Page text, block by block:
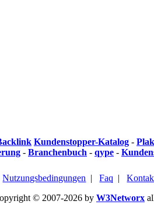
Kundenstopper-Katalog -
- Branchenbuch - qype -
Nutzungsbedingungen |Faq |
© 2007-2026 by W3Networx